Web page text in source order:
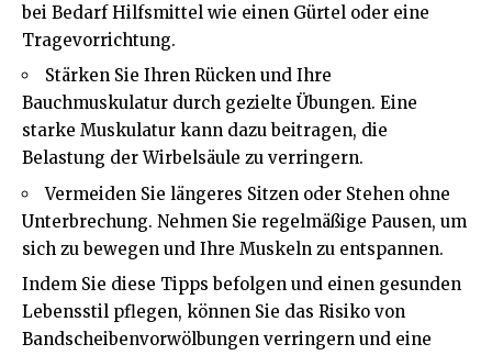
bei Bedarf Hilfsmittel wie einen Gürtel oder eine
Tragevorrichtung.
Stärken Sie Ihren Rücken und Ihre
Bauchmuskulatur durch gezielte Übungen. Eine
starke Muskulatur kann dazu beitragen, die
Belastung der Wirbelsäule zu verringern.
Vermeiden Sie längeres Sitzen oder Stehen ohne
Unterbrechung. Nehmen Sie regelmäßige Pausen, um
sich zu bewegen und Ihre Muskeln zu entspannen.
Indem Sie diese Tipps befolgen und einen gesunden
Lebensstil pflegen, können Sie das Risiko von
Bandscheibenvorwölbungen verringern und eine